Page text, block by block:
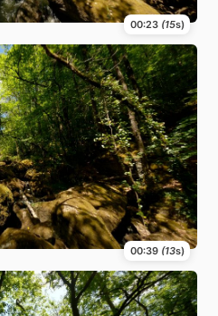
00:23 (15s)
00:39 (13s)